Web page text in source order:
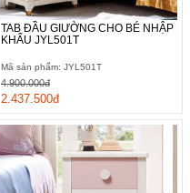
TAB ĐẦU GIƯỜNG CHO BÉ NHẬP
KHẨU JYL501T
Mã sản phẩm: JYL501T
2.437.500đ
4.900.000đ